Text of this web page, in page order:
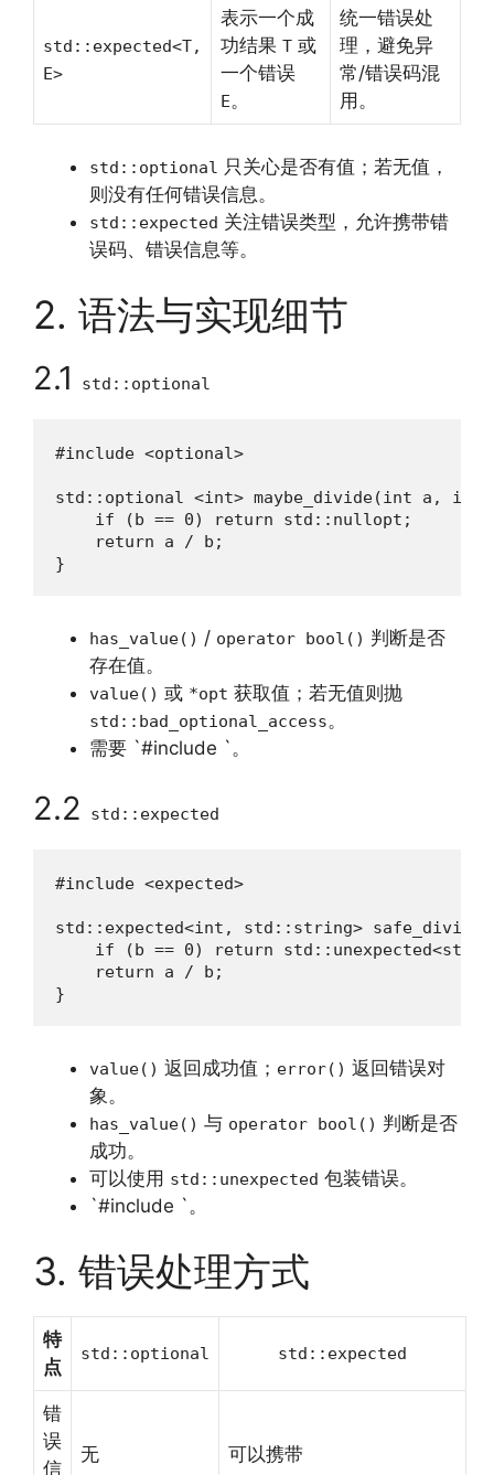
std::expected<T,
E>
表示一个成
功结果 T 或
一个错误
E。
统一错误处
理，避免异
常/错误码混
用。
std::optional
只关心是否有值；若无值，
则没有任何错误信息。
std::expected 关注错误类型，允许携带错
误码、错误信息等。
2. 语法与实现细节
2.1 std::optional
#include <optional>
std::optional <int> maybe_divide(int a, int
    if (b == 0) return std::nullopt;
    return a / b;
}
has_value() / operator bool() 判断是否
存在值。
value() 或 *opt 获取值；若无值则抛
std::bad_optional_access。
需要 `#include `。
2.2 std::expected
#include <expected>
std::expected<int, std::string>
if (b == 0) return
    return a / b;
}
value() 返回成功值； error() 返回错误对
象。
has_value() 与 operator bool() 判断是否
成功。
可以使用 std::unexpected 包装错误。
`#include `。
3. 错误处理方式
特
点
std::optional std::expected
错
误
信
无 可以携带